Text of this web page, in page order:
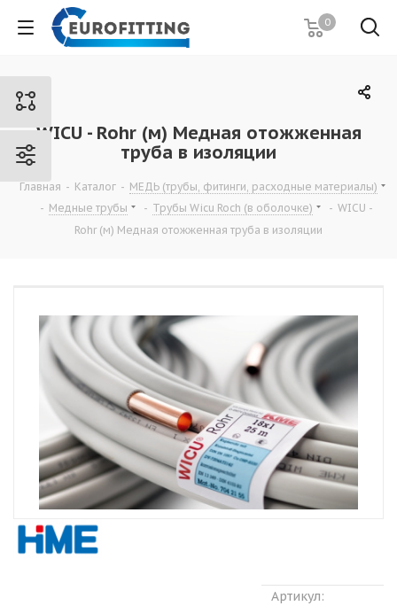
0
WICU - Rohr (м) Медная отожженная
труба в изоляции
Главная - Каталог - МЕДЬ (трубы, фитинги, расходные материалы)
- Медные трубы - Трубы Wicu Roch (в оболочке) - WICU -
Rohr (м) Медная отожженная труба в изоляции
Артикул: